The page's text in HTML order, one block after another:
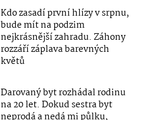
Kdo zasadí první hlízy v srpnu,
bude mít na podzim
nejkrásnější zahradu. Záhony
rozzáří záplava barevných
květů
Darovaný byt rozhádal rodinu
na 20 let. Dokud sestra byt
neprodá a nedá mi půlku,